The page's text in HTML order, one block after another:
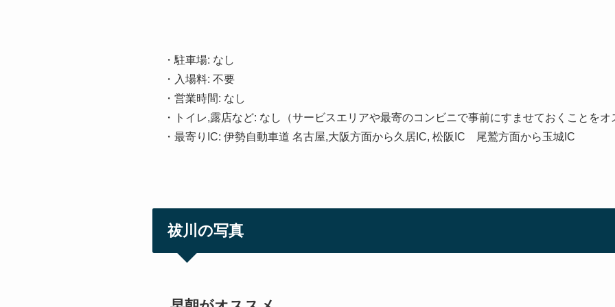
・駐車場: なし
・入場料: 不要
・営業時間: なし
・トイレ,露店など: なし（サービスエリアや最寄のコンビニで事前にすませておくことをオ
・最寄りIC: 伊勢自動車道 名古屋,大阪方面から久居IC, 松阪IC 尾鷲方面から玉城IC
祓川の写真